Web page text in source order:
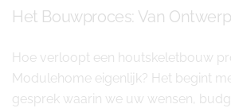
Het Bouwproces: Van
Hoe verloopt een houtskeletbouw
Modulehome eigenlijk? Het begint
gesprek waarin we uw wensen,